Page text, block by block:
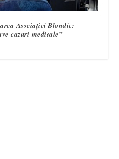
Asociației Blondie:
cazuri medicale”